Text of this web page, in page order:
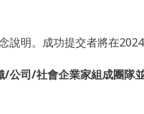
說明。成功提交者將在
/公司/社會企業家組成團隊